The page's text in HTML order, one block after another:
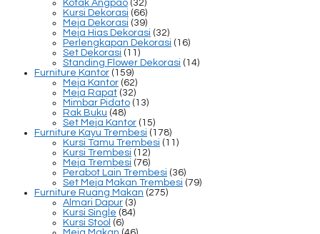
Kotak Angpao (32)
Kursi Dekorasi (66)
Meja Dekorasi (39)
Meja Hias Dekorasi (32)
Perlengkapan Dekorasi (16)
Set Dekorasi (11)
Standing Flower Dekorasi (14)
Furniture Kantor (159)
Meja Kantor (62)
Meja Rapat (32)
Mimbar Pidato (13)
Rak Buku (48)
Set Meja Kantor (15)
Furniture Kayu Trembesi (178)
Kursi Tamu Trembesi (11)
Kursi Trembesi (12)
Meja Trembesi (76)
Perabot Lain Trembesi (36)
Set Meja Makan Trembesi (79)
Furniture Ruang Makan (275)
Almari Dapur (3)
Kursi Single (84)
Kursi Stool (6)